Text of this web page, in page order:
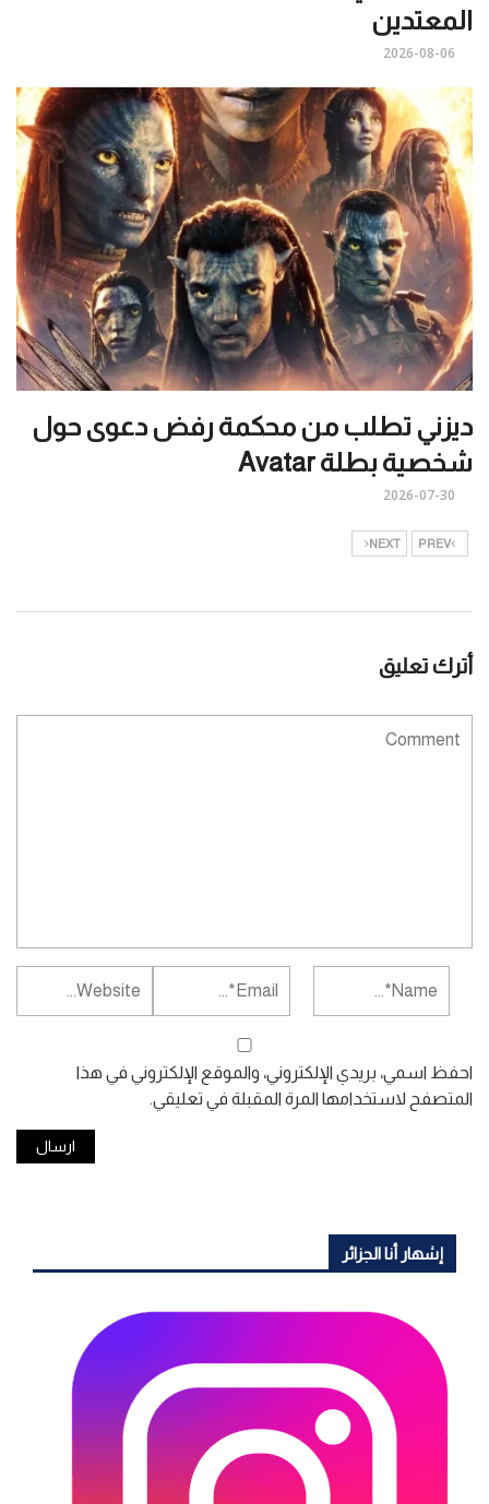
المعتدين
2026-08-06
ديزني تطلب من محكمة رفض دعوى حول
شخصية بطلة Avatar
2026-07-30
PREV
NEXT
أترك تعليق
احفظ اسمي، بريدي الإلكتروني، والموقع الإلكتروني في هذا
المتصفح لاستخدامها المرة المقبلة في تعليقي.
إشهار أنا الجزائر